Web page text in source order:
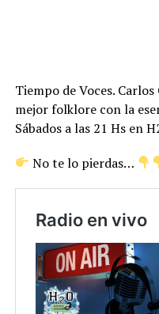
Tiempo de Voces.
mejor folklore con la
Sábados a las 21 Hs en
No te lo pierdas…